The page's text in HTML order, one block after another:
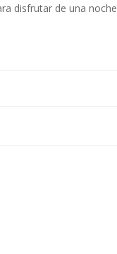
disfrutar de una noche